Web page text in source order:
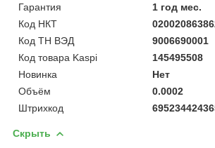
Гарантия
1 год мес.
Код НКТ
Код ТН ВЭД
9006690001
Код товара Kaspi
145495508
Новинка
Нет
Объём
0.0002
Штрихкод
Скрыть